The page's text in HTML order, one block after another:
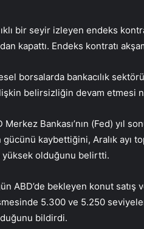
bir seyir izleyen endeks
kapattı. Endeks kontratı
borsalarda bankacılık
belirsizliğin devam etmesi
Bankası’nın (Fed) yıl
kaybettiğini, Aralık ayı
olduğunu belirtti.
ABD’de bekleyen konut
5.300 ve 5.250
bildirdi.